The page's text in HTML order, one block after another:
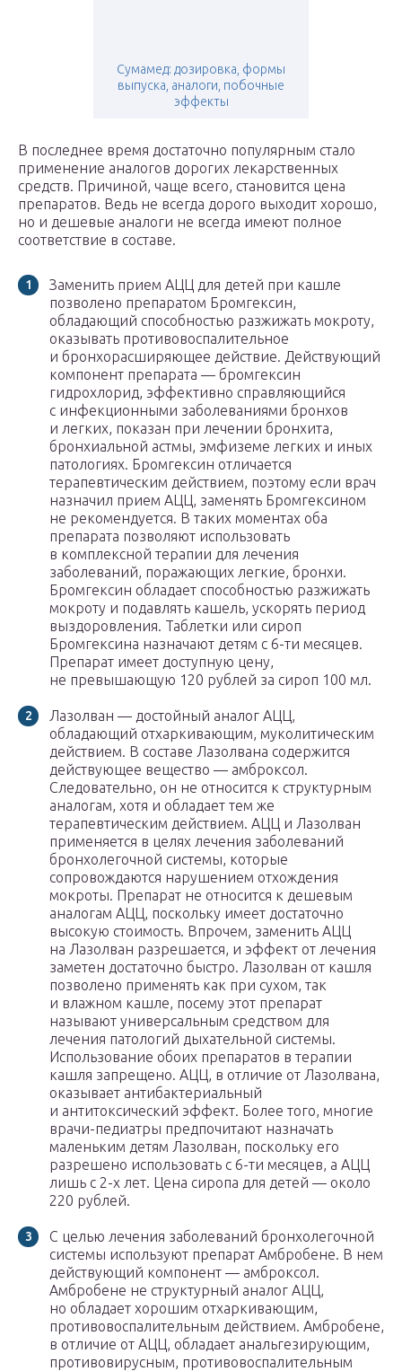
Сумамед: дозировка, формы
выпуска, аналоги, побочные
эффекты
В последнее время достаточно популярным стало
применение аналогов дорогих лекарственных
средств. Причиной, чаще всего, становится цена
препаратов. Ведь не всегда дорого выходит хорошо,
но и дешевые аналоги не всегда имеют полное
соответствие в составе.
Заменить прием АЦЦ для детей при кашле
позволено препаратом Бромгексин,
обладающий способностью разжижать мокроту,
оказывать противовоспалительное
и бронхорасширяющее действие. Действующий
компонент препарата — бромгексин
гидрохлорид, эффективно справляющийся
с инфекционными заболеваниями бронхов
и легких, показан при лечении бронхита,
бронхиальной астмы, эмфиземе легких и иных
патологиях. Бромгексин отличается
терапевтическим действием, поэтому если врач
назначил прием АЦЦ, заменять Бромгексином
не рекомендуется. В таких моментах оба
препарата позволяют использовать
в комплексной терапии для лечения
заболеваний, поражающих легкие, бронхи.
Бромгексин обладает способностью разжижать
мокроту и подавлять кашель, ускорять период
выздоровления. Таблетки или сироп
Бромгексина назначают детям с 6-ти месяцев.
Препарат имеет доступную цену,
не превышающую 120 рублей за сироп 100 мл.
Лазолван — достойный аналог АЦЦ,
обладающий отхаркивающим, муколитическим
действием. В составе Лазолвана содержится
действующее вещество — амброксол.
Следовательно, он не относится к структурным
аналогам, хотя и обладает тем же
терапевтическим действием. АЦЦ и Лазолван
применяется в целях лечения заболеваний
бронхолегочной системы, которые
сопровождаются нарушением отхождения
мокроты. Препарат не относится к дешевым
аналогам АЦЦ, поскольку имеет достаточно
высокую стоимость. Впрочем, заменить АЦЦ
на Лазолван разрешается, и эффект от лечения
заметен достаточно быстро. Лазолван от кашля
позволено применять как при сухом, так
и влажном кашле, посему этот препарат
называют универсальным средством для
лечения патологий дыхательной системы.
Использование обоих препаратов в терапии
кашля запрещено. АЦЦ, в отличие от Лазолвана,
оказывает антибактериальный
и антитоксический эффект. Более того, многие
врачи-педиатры предпочитают назначать
маленьким детям Лазолван, поскольку его
разрешено использовать с 6-ти месяцев, а АЦЦ
лишь с 2-х лет. Цена сиропа для детей — около
220 рублей.
С целью лечения заболеваний бронхолегочной
системы используют препарат Амбробене. В нем
действующий компонент — амброксол.
Амбробене не структурный аналог АЦЦ,
но обладает хорошим отхаркивающим,
противовоспалительным действием. Амбробене,
в отличие от АЦЦ, обладает анальгезирующим,
противовирусным, противовоспалительным